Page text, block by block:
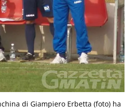
di Giampiero Erbetta (foto) ha